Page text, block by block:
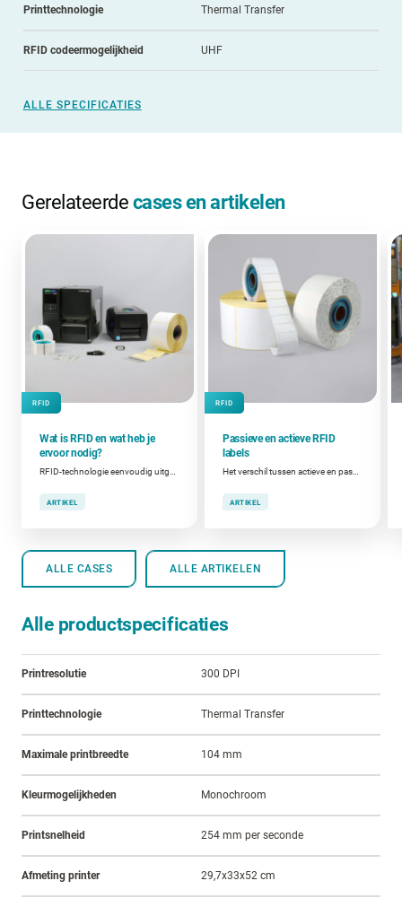
Printtechnologie Thermal Transfer
RFID codeermogelijkheid UHF
ALLE SPECIFICATIES
Gerelateerde cases en artikelen
RFID
Wat is RFID en wat heb je
ervoor nodig?
ARTIKEL
RFID
Passieve en actieve RFID
labels
ARTIKEL
ALLE CASES ALLE ARTIKELEN
Alle productspecificaties
Printresolutie 300 DPI
Printtechnologie Thermal Transfer
Maximale printbreedte 104 mm
Kleurmogelijkheden Monochroom
Printsnelheid 254 mm per seconde
Afmeting printer 29,7x33x52 cm